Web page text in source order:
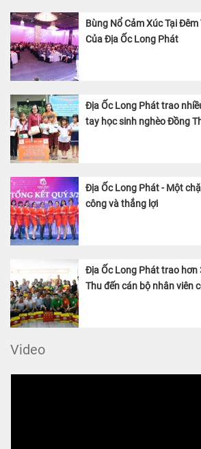
Bùng Nổ Cảm Xúc Tại
Của Địa Ốc Long Phát
Địa Ốc Long Phát trao
tay học sinh nghèo Đồng
Địa Ốc Long Phát - Một
công và thắng lợi
Địa Ốc Long Phát trao hơn
Thu đến cán bộ nhân viên
Video